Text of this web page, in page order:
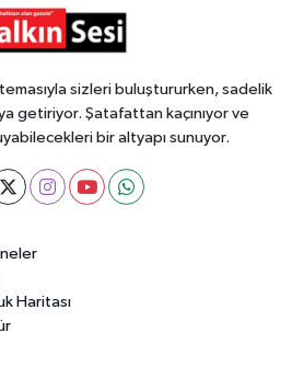
sizleri buluştururken, sadelik
getiriyor. Şatafattan kaçınıyor ve
bir altyapı sunuyor.
Haritası